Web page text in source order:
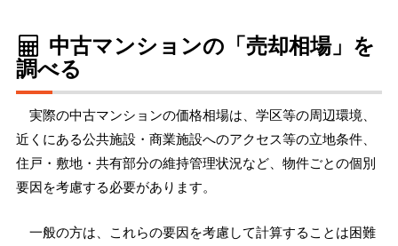
中古マンションの「売却相場」を
調べる
実際の中古マンションの価格相場は、学区等の周辺環境、
近くにある公共施設・商業施設へのアクセス等の立地条件、
住戸・敷地・共有部分の維持管理状況など、物件ごとの個別
要因を考慮する必要があります。
一般の方は、これらの要因を考慮して計算することは困難